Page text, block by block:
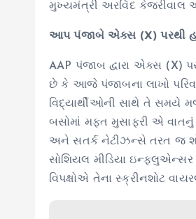
મુખ્યમંત્રી અરવિંદ કેજરીવાલ
આપ પંજાબે એક્સ (X) પરથી
AAP પંજાબ દ્વારા એક્સ (X)
છે કે આજે પંજાબના લાખો
વિદ્યાર્થીઓની સાથે તે સમયે
બસોમાં મફત મુસાફરી એ વાતનું
અને સતર્ક નેટીઝન્સે તરત જ
સોશિયલ મીડિયા ઇન્ફ્લુએન્સર
વિપક્ષોએ તેના સ્ક્રીનશોટ